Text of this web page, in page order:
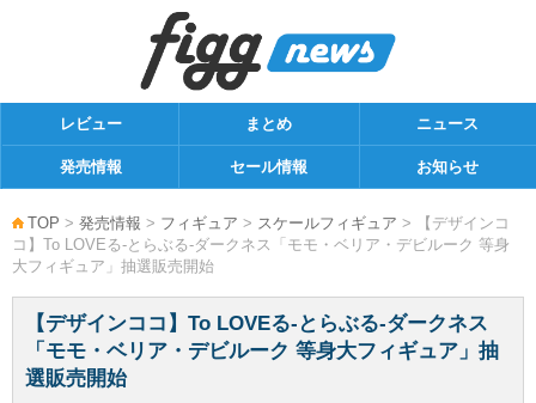
レビュー まとめ ニュース
発売情報 セール情報 お知らせ
TOP > 発売情報 > フィギュア > スケールフィギュア > 【デザインコ
コ】To LOVEる-とらぶる-ダークネス「モモ・ベリア・デビルーク 等身
大フィギュア」抽選販売開始
【デザインココ】To LOVEる-とらぶる-ダークネス
「モモ・ベリア・デビルーク 等身大フィギュア」抽
選販売開始